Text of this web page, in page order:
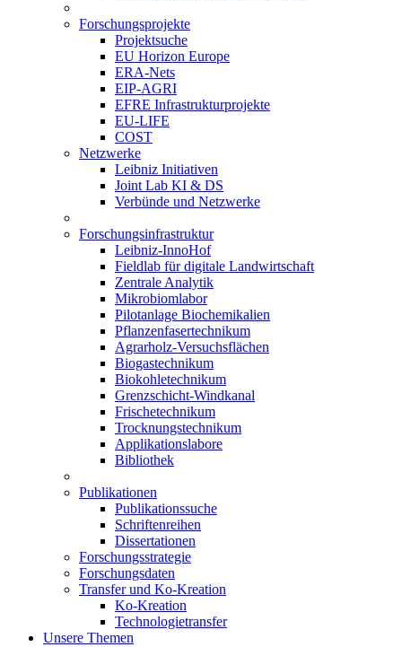
Forschungsprojekte
Projektsuche
EU Horizon Europe
ERA-Nets
EIP-AGRI
EFRE Infrastrukturprojekte
EU-LIFE
COST
Netzwerke
Leibniz Initiativen
Joint Lab KI & DS
Verbünde und Netzwerke
Forschungsinfrastruktur
Leibniz-InnoHof
Fieldlab für digitale Landwirtschaft
Zentrale Analytik
Mikrobiomlabor
Pilotanlage Biochemikalien
Pflanzenfasertechnikum
Agrarholz-Versuchsflächen
Biogastechnikum
Biokohletechnikum
Grenzschicht-Windkanal
Frischetechnikum
Trocknungstechnikum
Applikationslabore
Bibliothek
Publikationen
Publikationssuche
Schriftenreihen
Dissertationen
Forschungsstrategie
Forschungsdaten
Transfer und Ko-Kreation
Ko-Kreation
Technologietransfer
Unsere Themen